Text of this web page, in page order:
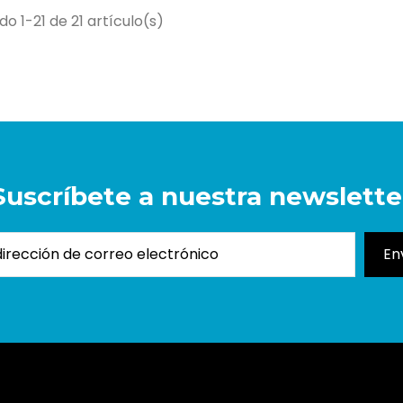
1-21 de 21 artículo(s)
a nuestra